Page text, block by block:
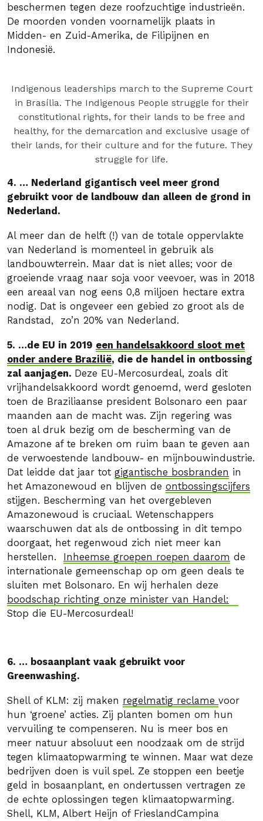
beschermen tegen deze roofzuchtige industrieën.
De moorden vonden voornamelijk plaats in
Midden- en Zuid-Amerika, de Filipijnen en
Indonesië.
Indigenous leaderships march to the Supreme Court
in Brasília. The Indigenous People struggle for their
constitutional rights, for their lands to be free and
healthy, for the demarcation and exclusive usage of
their lands, for their culture and for the future. They
struggle for life.
4. … Nederland gigantisch veel meer grond
gebruikt voor de landbouw dan alleen de grond in
Nederland.
Al meer dan de helft (!) van de totale oppervlakte
van Nederland is momenteel in gebruik als
landbouwterrein. Maar dat is niet alles; voor de
groeiende vraag naar soja voor veevoer, was in 2018
een areaal van nog eens 0,8 miljoen hectare extra
nodig. Dat is ongeveer een gebied zo groot als de
Randstad, zo’n 20% van Nederland.
5. …de EU in 2019 een handelsakkoord sloot met
onder andere Brazilië, die de handel in ontbossing
zal aanjagen. Deze EU-Mercosurdeal, zoals dit
vrijhandelsakkoord wordt genoemd, werd gesloten
toen de Braziliaanse president Bolsonaro een paar
maanden aan de macht was. Zijn regering was
toen al druk bezig om de bescherming van de
Amazone af te breken om ruim baan te geven aan
de verwoestende landbouw- en mijnbouwindustrie.
Dat leidde dat jaar tot gigantische bosbranden in
het Amazonewoud en blijven de ontbossingscijfers
stijgen. Bescherming van het overgebleven
Amazonewoud is cruciaal. Wetenschappers
waarschuwen dat als de ontbossing in dit tempo
doorgaat, het regenwoud zich niet meer kan
herstellen. Inheemse groepen roepen daarom de
internationale gemeenschap op om geen deals te
sluiten met Bolsonaro. En wij herhalen deze
boodschap richting onze minister van Handel:
Stop die EU-Mercosurdeal!
6. … bosaanplant vaak gebruikt voor
Greenwashing.
Shell of KLM: zij maken regelmatig reclame voor
hun ‘groene’ acties. Zij planten bomen om hun
vervuiling te compenseren. Nu is meer bos en
meer natuur absoluut een noodzaak om de strijd
tegen klimaatopwarming te winnen. Maar wat deze
bedrijven doen is vuil spel. Ze stoppen een beetje
geld in bosaanplant, en ondertussen vertragen ze
de echte oplossingen tegen klimaatopwarming.
Shell, KLM, Albert Heijn of FrieslandCampina